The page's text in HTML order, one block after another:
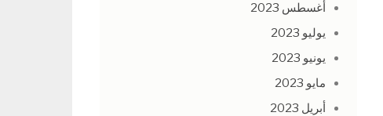
أغسطس 2023
يوليو 2023
يونيو 2023
مايو 2023
أبريل 2023